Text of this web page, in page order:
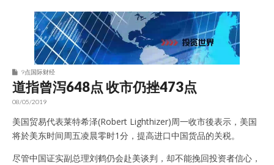
9点股票
9点国际财经
道指曾泻648点 收市仍挫473点
08/05/2019
美国贸易代表莱特希泽(Robert Lighthizer)周一收市後表示，美国
将於美东时间周五凌晨零时1分，提高进口中国货品的关税。
尽管中国证实副总理刘鹤仍会赴美谈判，却不能挽回投资者信心，